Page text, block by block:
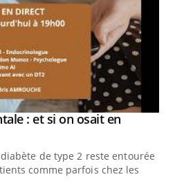
: et si on osait en
de type 2 reste entourée
comme parfois chez les